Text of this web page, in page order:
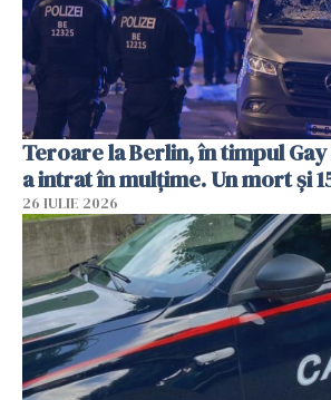
Teroare la Berlin, în timpul
a intrat în mulțime. Un mort și
26 IULIE 2026